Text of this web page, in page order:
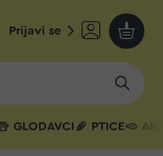
Prijavi se
Moja
GLODAVCI PTICE